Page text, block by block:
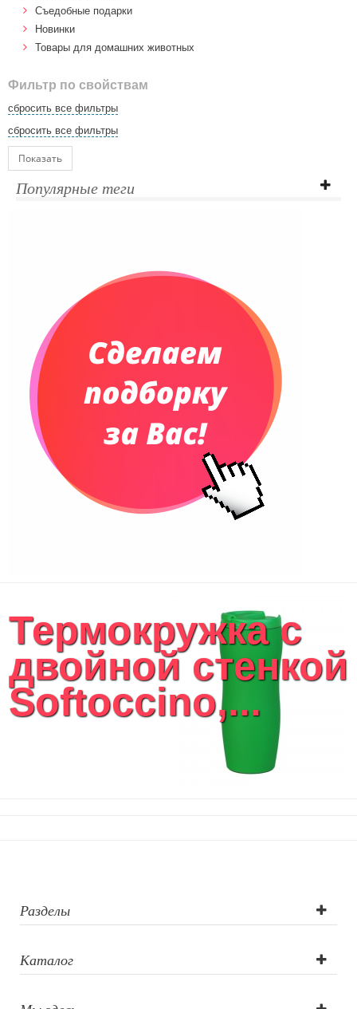
Cъедобные подарки
Новинки
Товары для домашних животных
Фильтр по свойствам
сбросить все фильтры
сбросить все фильтры
Показать
Популярные теги
Термокружка с
двойной стенкой
Softoccino,...
Разделы
Каталог